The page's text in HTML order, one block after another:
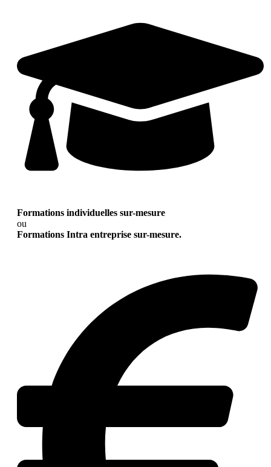
Formations individuelles sur-mesure
ou
Formations Intra entreprise sur-mesure.